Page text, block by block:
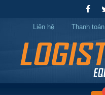
Liên hệ Thanh toán